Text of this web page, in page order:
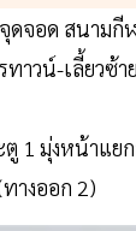
ดจอด สนามกี
าวน์-เลี้ยวซ้
1 มุ่งหน้าแย
างออก 2)